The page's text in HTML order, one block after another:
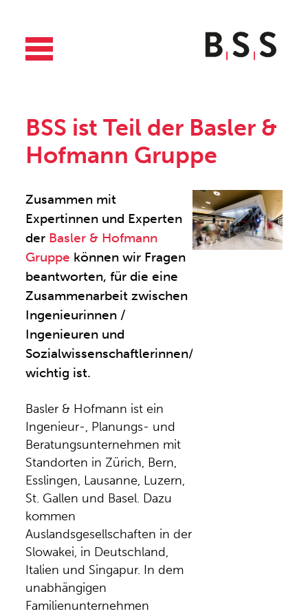
BSS ist Teil der Basler &
Hofmann Gruppe
Zusammen mit
Expertinnen und Experten
der Basler & Hofmann
Gruppe können wir Fragen
beantworten, für die eine
Zusammenarbeit zwischen
Ingenieurinnen /
Ingenieuren und
Sozialwissenschaftlerinnen/
wichtig ist.
Basler & Hofmann ist ein
Ingenieur-, Planungs- und
Beratungsunternehmen mit
Standorten in Zürich, Bern,
Esslingen, Lausanne, Luzern,
St. Gallen und Basel. Dazu
kommen
Auslandsgesellschaften in der
Slowakei, in Deutschland,
Italien und Singapur. In dem
unabhängigen
Familienunternehmen